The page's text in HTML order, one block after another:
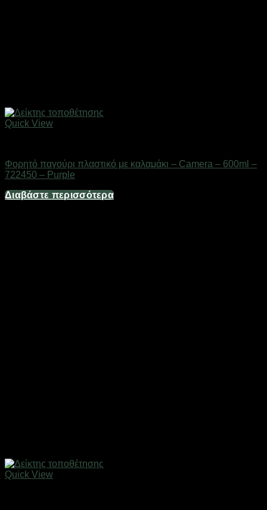
Quick View
Φορητό παγούρι πλαστικό με καλαμάκι – Camera – 600ml –
722450 – Purple
Διαβάστε περισσότερα
Quick View